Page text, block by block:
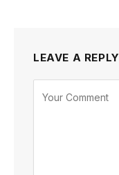
LEAVE A REPLY